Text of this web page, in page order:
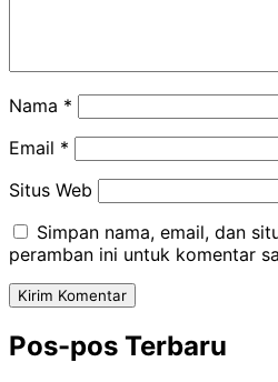
Nama *
Email *
Situs Web
Simpan nama, email, dan
peramban ini untuk komentar
Pos-pos Terbaru